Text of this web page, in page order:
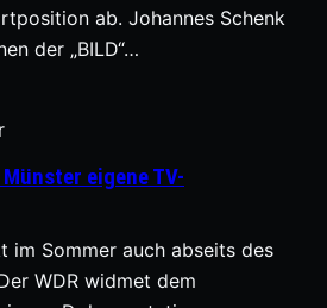
ab. Johannes Schenk
der „BILD“…
eigene TV-
im Sommer auch abseits des
WDR widmet dem